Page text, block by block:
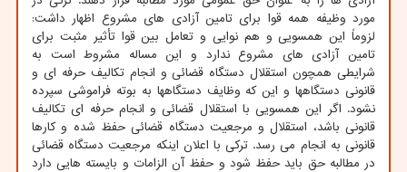
مورد وظیفه همه قوا برای تامین آزادی های مشروع اظهار داشت:
لزوماً این همسویی و هم نوایی و تعامل بین قوا تأثیر مثبت برای
تامین آزادی های مشروع ندارد و این مساله مشروط است به
شرایطی همچون استقلال دستگاه قضائی و انجام تکالیف حرفه ای و
قانونی دستگاهها و این که وظایف دستگاهها به بوته فراموشی سپرده
نشود. اگر این همسویی با استقلال قضائی و انجام حرفه ای تکالیف
قانونی باشد، استقلال و مرجعیت دستگاه قضائی حفظ شده و کارها
قانونی به انجام می رسد. ترکی با اعلان اینکه مرجعیت دستگاه قضائی
در مطالبه حق باید حفظ شود و حفظ آن الزامات و بایسته هایی دارد